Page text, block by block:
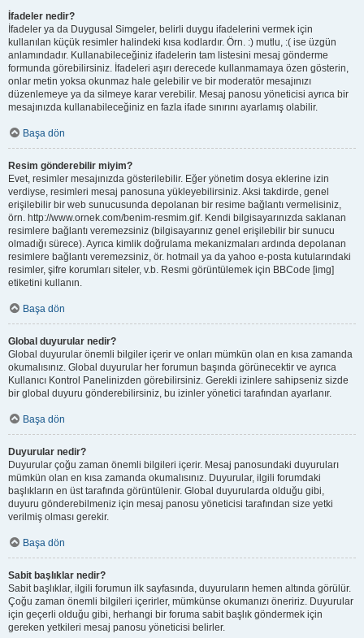
İfadeler nedir?
İfadeler ya da Duygusal Simgeler, belirli duygu ifadelerini vermek için
kullanılan küçük resimler halindeki kısa kodlardır. Örn. :) mutlu, :( ise üzgün
anlamındadır. Kullanabileceğiniz ifadelerin tam listesini mesaj gönderme
formunda görebilirsiniz. İfadeleri aşırı derecede kullanmamaya özen gösterin,
onlar metin yoksa okunmaz hale gelebilir ve bir moderatör mesajınızı
düzenlemeye ya da silmeye karar verebilir. Mesaj panosu yöneticisi ayrıca bir
mesajınızda kullanabileceğiniz en fazla ifade sınırını ayarlamış olabilir.
Başa dön
Resim gönderebilir miyim?
Evet, resimler mesajınızda gösterilebilir. Eğer yönetim dosya eklerine izin
verdiyse, resimleri mesaj panosuna yükleyebilirsiniz. Aksi takdirde, genel
erişilebilir bir web sunucusunda depolanan bir resime bağlantı vermelisiniz,
örn. http://www.ornek.com/benim-resmim.gif. Kendi bilgisayarınızda saklanan
resimlere bağlantı veremezsiniz (bilgisayarınız genel erişilebilir bir sunucu
olmadığı sürece). Ayrıca kimlik doğrulama mekanizmaları ardında depolanan
resimlere bağlantı veremezsiniz, ör. hotmail ya da yahoo e-posta kutularındaki
resimler, şifre korumları siteler, v.b. Resmi görüntülemek için BBCode [img]
etiketini kullanın.
Başa dön
Global duyurular nedir?
Global duyurular önemli bilgiler içerir ve onları mümkün olan en kısa zamanda
okumalısınız. Global duyurular her forumun başında görünecektir ve ayrıca
Kullanıcı Kontrol Panelinizden görebilirsiniz. Gerekli izinlere sahipseniz sizde
bir global duyuru gönderebilirsiniz, bu izinler yönetici tarafından ayarlanır.
Başa dön
Duyurular nedir?
Duyurular çoğu zaman önemli bilgileri içerir. Mesaj panosundaki duyuruları
mümkün olan en kısa zamanda okumalısınız. Duyurular, ilgili forumdaki
başlıkların en üst tarafında görüntülenir. Global duyurularda olduğu gibi,
duyuru gönderebilmeniz için mesaj panosu yöneticisi tarafından size yetki
verilmiş olması gerekir.
Başa dön
Sabit başlıklar nedir?
Sabit başlıklar, ilgili forumun ilk sayfasında, duyuruların hemen altında görülür.
Çoğu zaman önemli bilgileri içerirler, mümkünse okumanızı öneririz. Duyurular
için geçerli olduğu gibi, herhangi bir foruma sabit başlık göndermek için
gereken yetkileri mesaj panosu yöneticisi belirler.